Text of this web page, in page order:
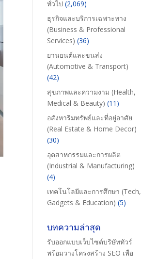
ทั่วไป (2,069)
ธุรกิจและบริการเฉพาะทาง
(Business & Professional
Services) (36)
ยานยนต์และขนส่ง
(Automotive & Transport)
(42)
สุขภาพและความงาม (Health,
Medical & Beauty) (11)
อสังหาริมทรัพย์และที่อยู่อาศัย
(Real Estate & Home Decor)
(30)
อุตสาหกรรมและการผลิต
(Industrial & Manufacturing)
(4)
เทคโนโลยีและการศึกษา (Tech,
Gadgets & Education) (5)
บทความล่าสุด
รับออกแบบเว็บไซต์บริษัททัวร์
พร้อมวางโครงสร้าง SEO เพื่อ